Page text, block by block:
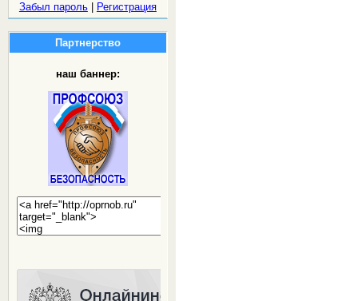
Забыл пароль| Регистрация
Партнерство
наш баннер: